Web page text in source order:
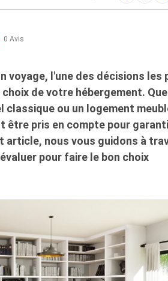
0 Avis
voyage, l'une des décisions les
de votre hébergement. Que
classique ou un logement
être pris en compte pour
article, nous vous guidons à
pour faire le bon choix